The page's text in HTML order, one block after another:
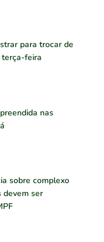
para trocar de
feira
nas
sobre complexo
devem ser